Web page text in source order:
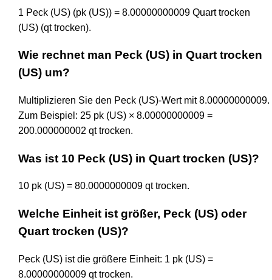
1 Peck (US) (pk (US)) = 8.00000000009 Quart trocken
(US) (qt trocken).
Wie rechnet man Peck (US) in Quart trocken
(US) um?
Multiplizieren Sie den Peck (US)-Wert mit 8.00000000009.
Zum Beispiel: 25 pk (US) × 8.00000000009 =
200.000000002 qt trocken.
Was ist 10 Peck (US) in Quart trocken (US)?
10 pk (US) = 80.0000000009 qt trocken.
Welche Einheit ist größer, Peck (US) oder
Quart trocken (US)?
Peck (US) ist die größere Einheit: 1 pk (US) =
8.00000000009 qt trocken.